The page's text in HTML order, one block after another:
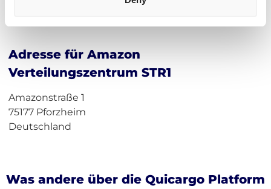
Frachtkosten berechnen
Adresse für Amazon
Verteilungszentrum STR1
Amazonstraße 1
75177 Pforzheim
Deutschland
Was andere über die Quicargo Platform